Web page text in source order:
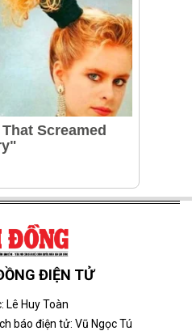
ĐIỆN TỬ
Lê Huy Toàn
báo điện tử: Vũ Ngọc Tú